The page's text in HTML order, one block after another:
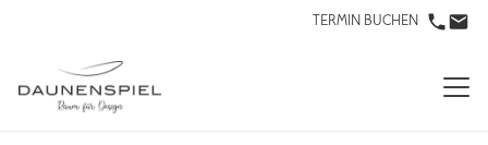
TERMIN BUCHEN